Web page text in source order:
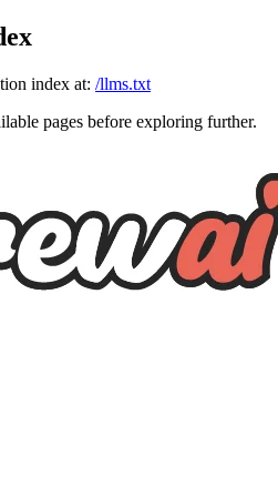
index at: /llms.txt
pages before exploring further.